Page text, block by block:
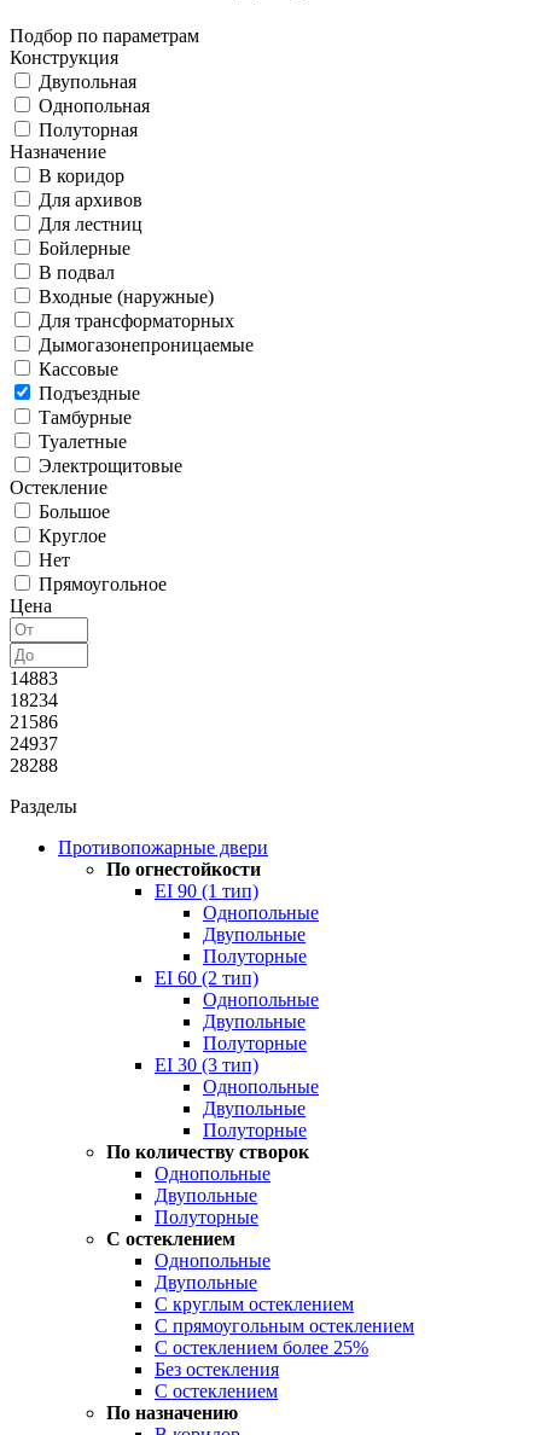
Подбор по параметрам
Конструкция
Двупольная
Однопольная
Полуторная
Назначение
В коридор
Для архивов
Для лестниц
Бойлерные
В подвал
Входные (наружные)
Для трансформаторных
Дымогазонепроницаемые
Кассовые
Подъездные
Тамбурные
Туалетные
Электрощитовые
Остекление
Большое
Круглое
Нет
Прямоугольное
Цена
14883
18234
21586
24937
28288
Разделы
Противопожарные двери
По огнестойкости
EI 90 (1 тип)
Однопольные
Двупольные
Полуторные
EI 60 (2 тип)
Однопольные
Двупольные
Полуторные
EI 30 (3 тип)
Однопольные
Двупольные
Полуторные
По количеству створок
Однопольные
Двупольные
Полуторные
С остеклением
Однопольные
Двупольные
С круглым остеклением
С прямоугольным остеклением
С остеклением более 25%
Без остекления
С остеклением
По назначению